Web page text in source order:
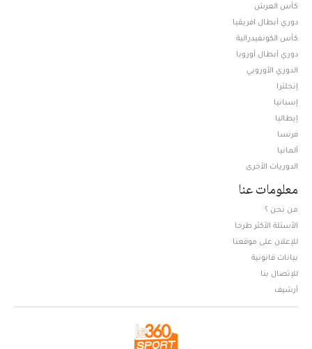
كأس العرش
دوري أبطال افريقيا
كأس الكونفيدرالية
دوري أبطال أوروبا
الدوري الأوروبي
إنجلترا
إسبانيا
إيطاليا
فرنسا
ألمانيا
الدوريات الأخرى
معلومات عنا
من نحن ؟
الأسئلة الأكثر طرحا
للإعلان على موقعنا
بيانات قانونية
للإتصال بنا
أرشيف